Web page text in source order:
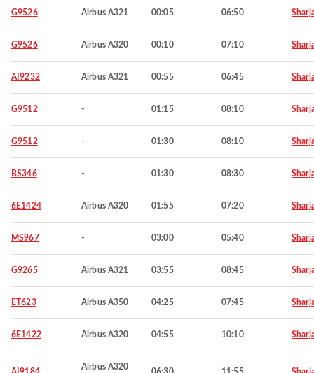
G9526 Airbus A321 00:05 06:50
G9526 Airbus A320 00:10 07:10
AI9232 Airbus A321 00:55 06:45
G9512 - 01:15 08:10
G9512 - 01:30 08:10
BS346 - 01:30 08:30
6E1424 Airbus A320 01:55 07:20
MS967 - 03:00 05:40
G9265 Airbus A321 03:55 08:45
ET623 Airbus A350 04:25 07:45
6E1422 Airbus A320 04:55 10:10
Airbus A320